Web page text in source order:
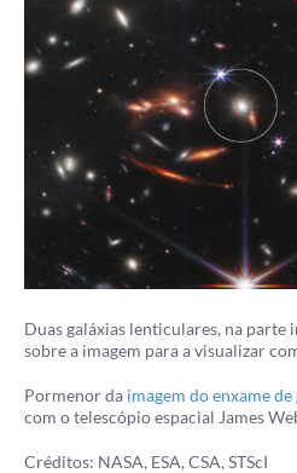
Duas galáxias lenticulares, na
sobre a imagem para a visualizar
Pormenor da imagem do enxame
com o telescópio espacial James
Créditos: NASA, ESA, CSA, STScI